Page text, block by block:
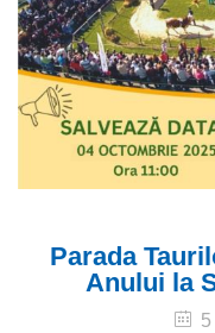
Parada
Anului la